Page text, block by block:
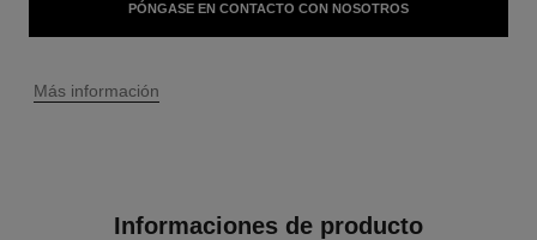
PÓNGASE EN CONTACTO CON NOSOTROS
↩
Más información
Informaciones de producto